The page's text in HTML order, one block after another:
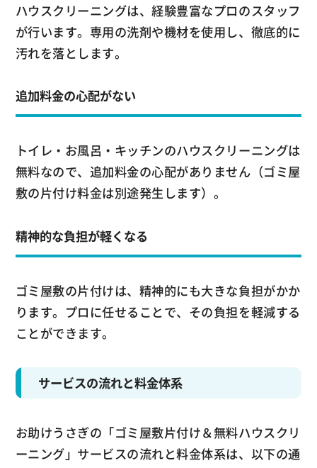
ハウスクリーニングは、経験豊富なプロのスタッフ
が行います。専用の洗剤や機材を使用し、徹底的に
汚れを落とします。
追加料金の心配がない
トイレ・お風呂・キッチンのハウスクリーニングは
無料なので、追加料金の心配がありません（ゴミ屋
敷の片付け料金は別途発生します）。
精神的な負担が軽くなる
ゴミ屋敷の片付けは、精神的にも大きな負担がかか
ります。プロに任せることで、その負担を軽減する
ことができます。
サービスの流れと料金体系
お助けうさぎの「ゴミ屋敷片付け＆無料ハウスクリ
ーニング」サービスの流れと料金体系は、以下の通